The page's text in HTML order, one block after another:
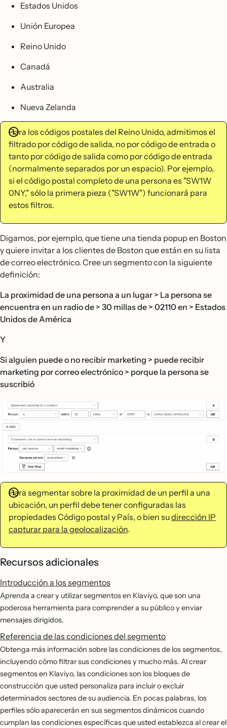
Estados Unidos
Unión Europea
Reino Unido
Canadá
Australia
Nueva Zelanda
Para los códigos postales del Reino Unido, admitimos el
filtrado por código de salida, no por código de entrada o
tanto por código de salida como por código de entrada
(normalmente separados por un espacio). Por ejemplo,
si el código postal completo de una persona es "SW1W
0NY," sólo la primera pieza ("SW1W") funcionará para
estos filtros.
Digamos, por ejemplo, que tiene una tienda popup en Boston
y quiere invitar a los clientes de Boston que están en su lista
de correo electrónico. Cree un segmento con la siguiente
definición:
La proximidad de una persona a un lugar > La persona se
encuentra en un radio de > 30 millas de > 02110 en > Estados
Unidos de América
Y
Si alguien puede o no recibir marketing > puede recibir
marketing por correo electrónico > porque la persona se
suscribió
Para segmentar sobre la proximidad de un perfil a una
ubicación, un perfil debe tener configuradas las
propiedades Código postal y País, o bien sudirección IP
capturar para la geolocalización.
Recursos adicionales
Introducción a los segmentos
Aprenda a crear y utilizar segmentos en Klaviyo, que son una
poderosa herramienta para comprender a su público y enviar
mensajes dirigidos.
Referencia de las condiciones del segmento
Obtenga más información sobre las condiciones de los segmentos,
incluyendo cómo filtrar sus condiciones y mucho más. Al crear
segmentos en Klaviyo, las condiciones son los bloques de
construcción que usted personaliza para incluir o excluir
determinados sectores de su audiencia. En pocas palabras, los
perfiles sólo aparecerán en sus segmentos dinámicos cuando
cumplan las condiciones específicas que usted establezca al crear el